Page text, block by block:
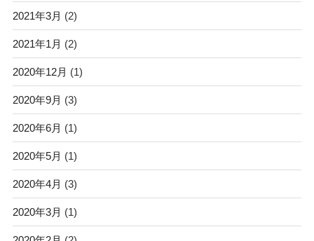
2021年3月 (2)
2021年1月 (2)
2020年12月 (1)
2020年9月 (3)
2020年6月 (1)
2020年5月 (1)
2020年4月 (3)
2020年3月 (1)